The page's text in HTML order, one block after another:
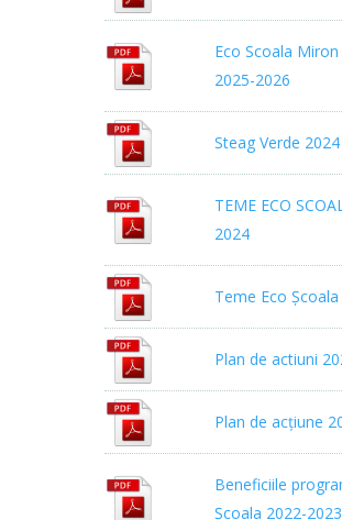
Eco Scoala
2025-2026
Steag Verde
TEME ECO
2024
Teme Eco
Plan de actiuni
Plan de acțiune
Beneficiile
Școala 2022-2023